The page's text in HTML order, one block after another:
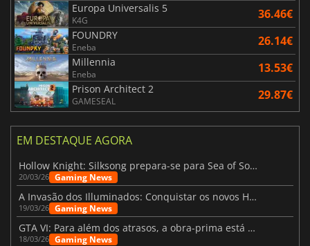
Europa Universalis 5
K4G 36.46€
FOUNDRY
Eneba 26.14€
Millennia
Eneba 13.53€
Prison Architect 2
GAMESEAL 29.87€
EM DESTAQUE AGORA
Hollow Knight: Silksong prepara-se para Sea of Sorrow com um patch
20/03/26 Gaming News
A Invasão dos Illuminados: Conquistar os novos Helldivers 2 Atualização!
19/03/26 Gaming News
GTA VI: Para além dos atrasos, a obra-prima está quase a chegar
18/03/26 Gaming News